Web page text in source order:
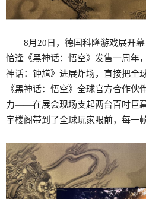
8月20日，德国科隆游戏展开
恰逢《黑神话：悟空》发售一周年
神话：钟馗》进展炸场，直接把全
《黑神话：悟空》全球官方合作伙
力——在展会现场支起两台百吋巨
宇楼阁带到了全球玩家眼前，每一